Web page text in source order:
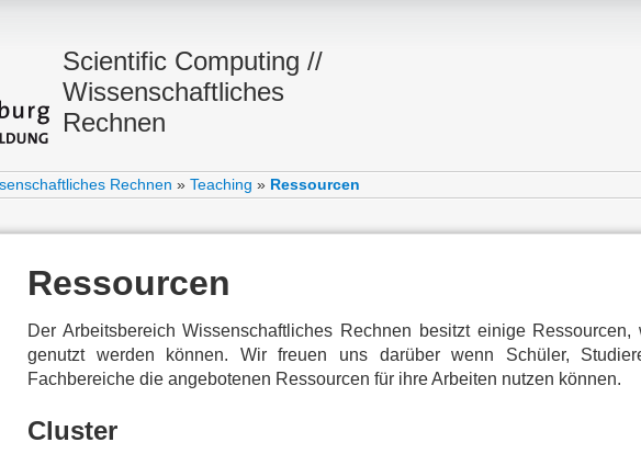
Scientific Computing //
Wissenschaftliches
Rechnen
Rechnen » Teaching » Ressourcen
Ressourcen
Der Arbeitsbereich Wissenschaftliches Rechnen besitzt einige
genutzt werden können. Wir freuen uns darüber wenn Schüler,
Fachbereiche die angebotenen Ressourcen für ihre Arbeiten nutzen können.
Cluster